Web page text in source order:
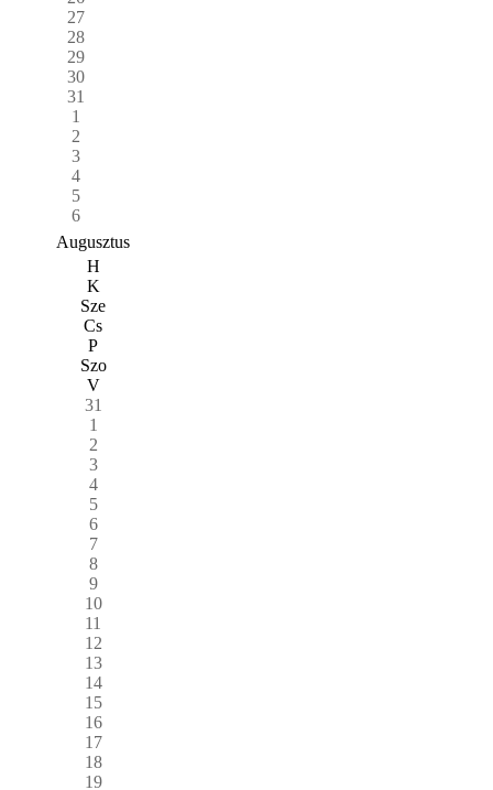
27
28
29
30
31
1
2
3
4
5
6
Augusztus
H
K
Sze
Cs
P
Szo
V
31
1
2
3
4
5
6
7
8
9
10
11
12
13
14
15
16
17
18
19